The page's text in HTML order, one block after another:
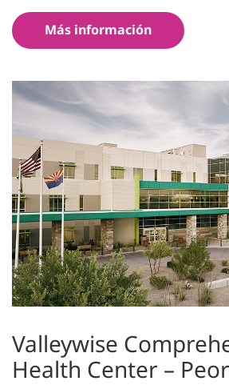
Más información
Valleywise
Health Center –